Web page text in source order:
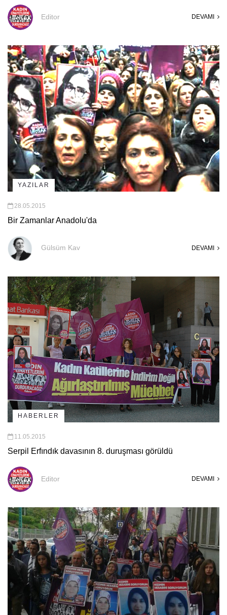
Editor DEVAMI
YAZILAR
28.05.2015
Bir Zamanlar Anadolu'da
Gülsüm Kav DEVAMI
HABERLER
11.05.2015
Serpil Erfındık davasının 8. duruşması görüldü
Editor DEVAMI